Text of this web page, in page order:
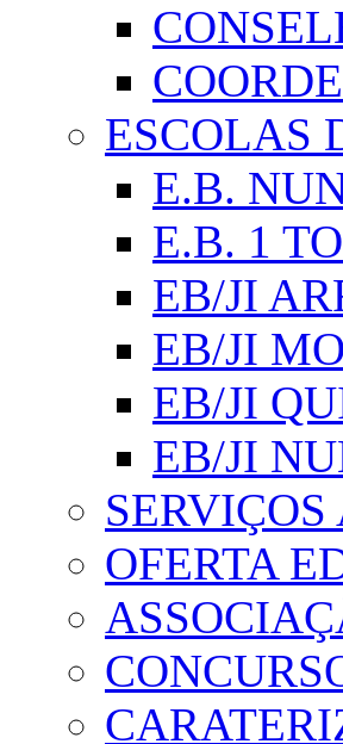
ESCOLAS
E.B.
E.B. 1
EB/JI
EB/JI
EB/JI
EB/JI
OFERTA